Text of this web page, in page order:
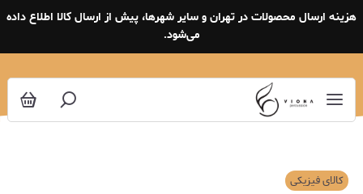
هزینه ارسال محصولات در تهران و سایر شهرها، پیش از ارسال کالا اطلاع داده
می‌شود.
کالای فیزیکی